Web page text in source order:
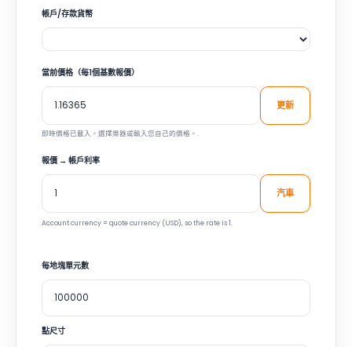
帳戶/存款貨幣
當前價格（每1個基數報價）
更新
即時價格已載入。選擇樂器或輸入您自己的價格。.
報價 → 帳戶利率
汽車
Account currency = quote currency (USD), so the rate is 1.
每地塊單元數
點尺寸